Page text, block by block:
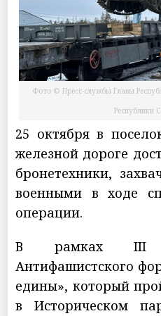
Фото © Пресс-службы Главы
Республики
25 октября в
железной дороге
бронетехники,
военными в ходе
операции.
В рамках III
Антифашистского
едины», который
в Историческом